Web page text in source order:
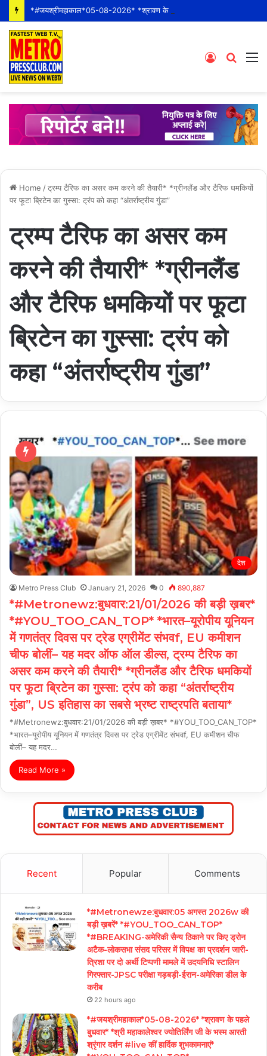
Search
Log
Home /ट्रम्प टैरिफ का असर कम करने की तैयारी* *ग्रीनलैंड और टैरिफ धमकियों
पर फूटा ब्रिटेन का गुस्सा: ट्रंप को कहा “अंतर्राष्ट्रीय गुंडा”
ट्रम्प टैरिफ का असर कम
करने की तैयारी* *ग्रीनलैंड
और टैरिफ धमकियों पर फूटा
ब्रिटेन का गुस्सा: ट्रंप को
कहा “अंतर्राष्ट्रीय गुंडा”
देश
Metro Press Club January 21, 2026 0 890,887
*#Metronewz:बुधवार:21/01/2026 की बड़ी ख़बर*
*#YOU_TOO_CAN_TOP* *भारत–यूरोपीय यूनियन
में गणतंत्र दिवस पर ट्रेड एग्रीमेंट संभवf, EU कमीशन
चीफ बोलीं– यह मदर ऑफ ऑल डील्स, ट्रम्प टैरिफ का
असर कम करने की तैयारी* *ग्रीनलैंड और टैरिफ धमकियों
पर फूटा ब्रिटेन का गुस्सा: ट्रंप को कहा “अंतर्राष्ट्रीय
गुंडा”, US इतिहास का सबसे भ्रष्ट राष्ट्रपति बताया*
*#Metronewz:बुधवार:21/01/2026 की बड़ी ख़बर* *#YOU_TOO_CAN_TOP*
*भारत–यूरोपीय यूनियन में गणतंत्र दिवस पर ट्रेड एग्रीमेंट संभवf, EU कमीशन चीफ
बोलीं– यह मदर…
Read More »
Recent Popular Comments
*#Metronewze:बुधवार:05 अगस्त 2026w की
बड़ी ख़बरें* *#YOU_TOO_CAN_TOP*
*#BREAKING-अमेरिकी सैन्य ठिकाने पर किए ड्रोन
अटैक-लोकसभा संसद परिसर में विपक्ष का प्रदर्शन जारी-
त्रिशा पर दो अर्थी टिप्पणी मामले में उदयनिधि स्टालिन
गिरफ्तार-JPSC परीक्षा गड़बड़ी-ईरान-अमेरिका डील के
करीब
22 hours ago
*#जयश्रीमहाकाल*05-08-2026* *श्रावण के पहले
बुधवार* *श्री महाकालेश्वर ज्योतिर्लिंग जी के भस्म आरती
श्रृंगार दर्शन #live कीं हार्दिक शुभकामनाएं*